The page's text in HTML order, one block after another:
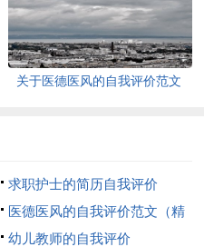
关于医德医风的自我评价范文
求职护士的简历自我评价
医德医风的自我评价范文（精
选5篇）
幼儿教师的自我评价